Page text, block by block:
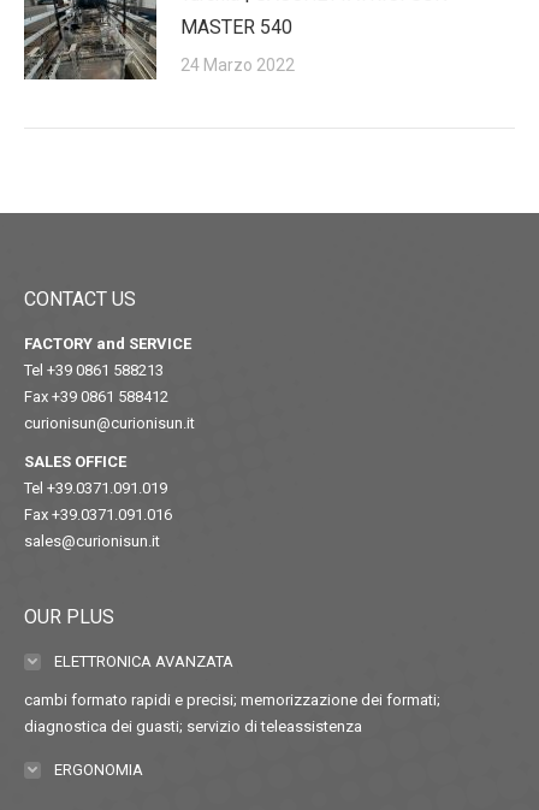
MASTER 540
24 Marzo 2022
CONTACT US
FACTORY and SERVICE
Tel +39 0861 588213
Fax +39 0861 588412
curionisun@curionisun.it
SALES OFFICE
Tel +39.0371.091.019
Fax +39.0371.091.016
sales@curionisun.it
OUR PLUS
ELETTRONICA AVANZATA
cambi formato rapidi e precisi; memorizzazione dei formati;
diagnostica dei guasti; servizio di teleassistenza
ERGONOMIA